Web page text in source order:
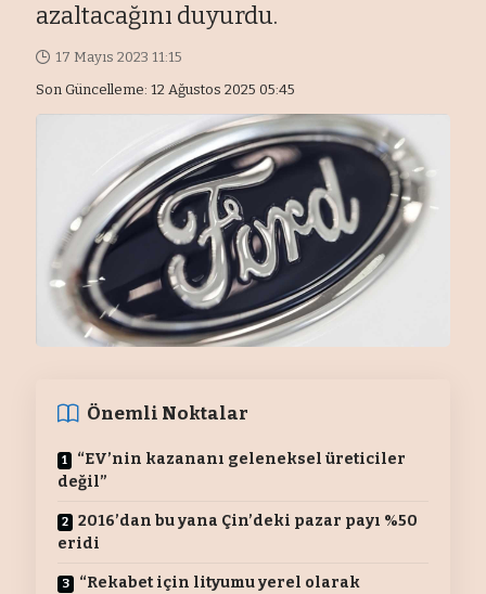
azaltacağını duyurdu.
Son Güncelleme: 12 Ağustos 2025 05:45
17 Mayıs 2023 11:15
Önemli Noktalar
“EV’nin kazananı geleneksel üreticiler
değil”
2016’dan bu yana Çin’deki pazar payı %50
eridi
“Rekabet için lityumu yerel olarak